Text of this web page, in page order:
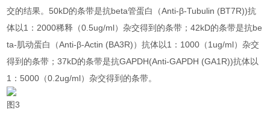
交的结果。50kD的条带是抗beta管蛋白（Anti-β-Tubulin (BT7R))抗
体以1：2000稀释（0.5ug/ml）杂交得到的条带；42kD的条带是抗be
ta-肌动蛋白（Anti-β-Actin (BA3R)）抗体以1：1000（1ug/ml）杂交
得到的条带；37kD的条带是抗GAPDH(Anti-GAPDH (GA1R))抗体以
1：5000（0.2ug/ml）杂交得到的条带。
图3